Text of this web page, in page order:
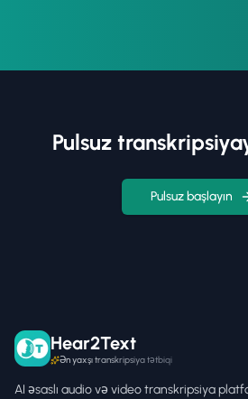
Pulsuz
Pulsuz başlayın
Hear2Text
Ən yaxşı transkripsiya tətbiqi
AI əsaslı audio və video transkripsiya